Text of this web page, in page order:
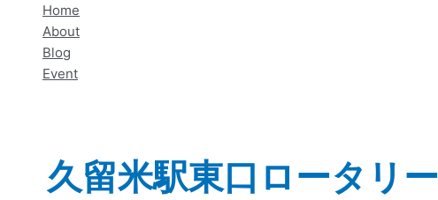
Home
About
Blog
Event
久留米駅東口ロータリー